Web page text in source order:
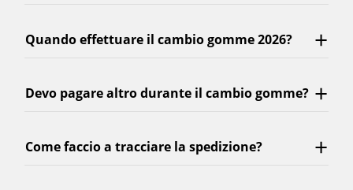
Quando effettuare il cambio gomme 2026?
Devo pagare altro durante il cambio gomme?
Come faccio a tracciare la spedizione?